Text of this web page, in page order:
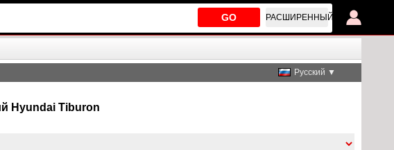
GO РАСШИРЕННЫЙ
Русский ▼
Hyundai Tiburon